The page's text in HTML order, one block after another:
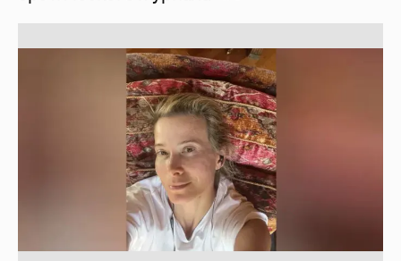
Юлия Высоцкая выложила селфи без